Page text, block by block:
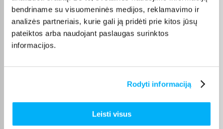
bendriname su visuomeninės medijos, reklamavimo ir
analizės partneriais, kurie gali ją pridėti prie kitos jūsų
pateiktos arba naudojant paslaugas surinktos
informacijos.
Rodyti informaciją
Leisti visus
Diana B.
Patvirtintas pirkėjas
Greitai gauta prekė ir pigiau nei bet kur kitur.
Karolis K.